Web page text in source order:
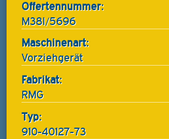
Offertennummer:
M38I/5696
Maschinenart:
Vorziehgerät
Fabrikat:
RMG
Typ:
910-40127-73